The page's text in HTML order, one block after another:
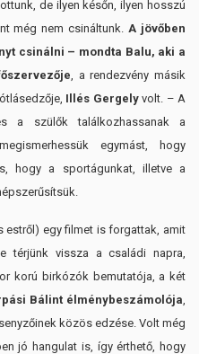
de ilyen későn, ilyen hosszú
még nem csináltunk. A jövőben
csinálni – mondta Balu, aki a
, a rendezvény másik
Illés Gergelyvolt. – A
a szülők találkozhassanak a
egymást, hogy
hogy a sportágunkat, illetve a
estről) egy filmet is forgattak, amit
térjünk vissza a családi napra,
korú birkózók bemutatója, a két
Bálint élménybeszámolója
közös edzése. Volt még
jó hangulat is, így érthető, hogy